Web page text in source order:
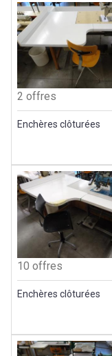
2 offres
Enchères clôturées
10 offres
Enchères clôturées